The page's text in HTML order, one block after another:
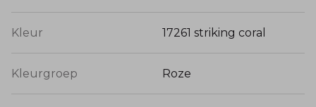
Kleur 17261 striking coral
Kleurgroep Roze